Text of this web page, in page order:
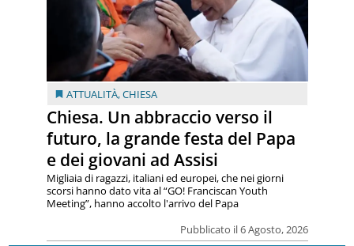
ATTUALITÀ,CHIESA
Chiesa. Un abbraccio verso il
futuro, la grande festa del Papa
e dei giovani ad Assisi
Pubblicato il 6 Agosto, 2026
Migliaia di ragazzi, italiani ed europei, che nei giorni
scorsi hanno dato vita al “GO! Franciscan Youth
Meeting”, hanno accolto l'arrivo del Papa